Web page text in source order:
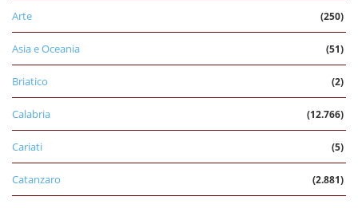
Arte (250)
Asia e Oceania (51)
Briatico (2)
Calabria (12.766)
Cariati (5)
Catanzaro (2.881)